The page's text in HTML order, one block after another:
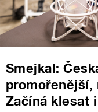
Smejkal:
promořenější,
Začíná klesat